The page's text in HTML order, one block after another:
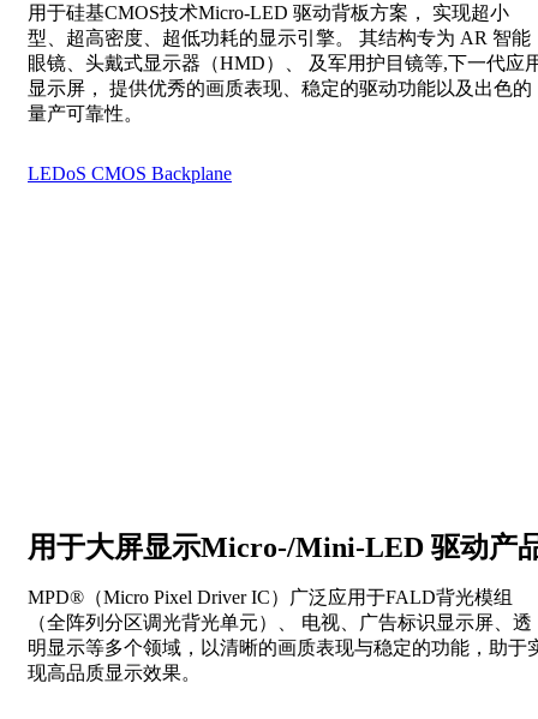
用于硅基CMOS技术Micro-LED 驱动背板方案， 实现超小
型、超高密度、超低功耗的显示引擎。 其结构专为 AR 智能
眼镜、头戴式显示器（HMD）、 及军用护目镜等,下一代应
显示屏， 提供优秀的画质表现、稳定的驱动功能以及出色的
量产可靠性。
LEDoS CMOS Backplane
用于大屏显示Micro-/Mini-LED 驱动产
MPD®（Micro Pixel Driver IC）广泛应用于FALD背光模组
（全阵列分区调光背光单元）、 电视、广告标识显示屏、透
明显示等多个领域，以清晰的画质表现与稳定的功能，助于
现高品质显示效果。